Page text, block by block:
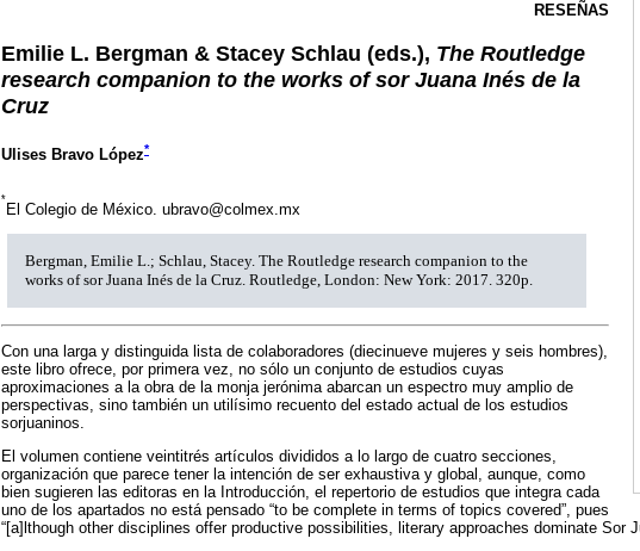
RESEÑAS
Emilie L. Bergman & Stacey Schlau (eds.), The Routledge
research companion to the works of sor Juana Inés de la
Cruz
Ulises Bravo López*
*
El Colegio de México. ubravo@colmex.mx
Bergman, Emilie L.; Schlau, Stacey. The Routledge research companion to the
works of sor Juana Inés de la Cruz. Routledge, London: New York: 2017. 320p.
Con una larga y distinguida lista de colaboradores (diecinueve mujeres y seis hombres),
este libro ofrece, por primera vez, no sólo un conjunto de estudios cuyas
aproximaciones a la obra de la monja jerónima abarcan un espectro muy amplio de
perspectivas, sino también un utilísimo recuento del estado actual de los estudios
sorjuaninos.
El volumen contiene veintitrés artículos divididos a lo largo de cuatro secciones,
organización que parece tener la intención de ser exhaustiva y global, aunque, como
bien sugieren las editoras en la Introducción, el repertorio de estudios que integra cada
uno de los apartados no está pensado “to be complete in terms of topics covered”, pues
“[a]lthough other disciplines offer productive possibilities, literary approaches dominate Sor